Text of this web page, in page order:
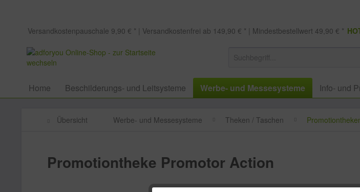
Versandkostenpauschale 9,90 € * | Versandkostenfrei ab 149,90 € * | Mindestbestellwert 49,90 € *
Home Beschilderungs- und Leitsysteme Werbe- und Messesysteme Info- und
Übersicht Werbe- und Messesysteme Theken / Taschen
Promotiontheke Promotor Action